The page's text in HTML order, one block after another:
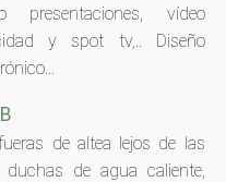
presentaciones, vídeo
y spot tv,.. Diseño
de altea lejos de las
duchas de agua caliente,